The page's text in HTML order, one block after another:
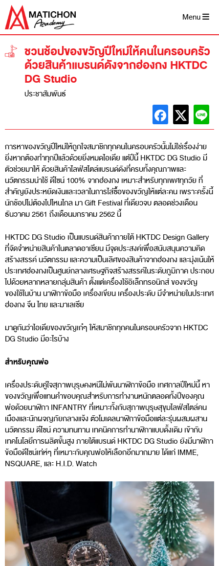
Skip
content
Menu
ชวนช้อปของขวัญปีใหม่ให้คนในครอบครัว
ด้วยสินค้าแบรนด์ดังจากฮ่องกง HKTDC
DG Studio
ประชาสัมพันธ์
การหาของขวัญปีใหม่ให้ถูกใจสมาชิกทุกคนในครอบครัวนั้นไม่ใช่เรื่องง่าย
ยิ่งหากต้องทำทุกปีแล้วด้วยยิ่งหมดไอเดีย แต่ปีนี้ HKTDC DG Studio มี
ตัวช่วยมาให้ ด้วยสินค้าไลฟ์สไตล์แบรนด์ดังที่ครบทั้งคุณภาพและ
นวัตกรรมน่าใช้ ดีไซน์ 100% จากฮ่องกง เหมาะสำหรับทุกเพศทุกวัย ที่
สำคัญยังประหยัดเงินและเวลาในการไล่ซื้อของขวัญให้แต่ละคน เพราะครั้งนี้
นักช้อปไม่ต้องไปไหนไกล มา Gift Festival ที่เดียวจบ ตลอดช่วงเดือน
ธันวาคม 2561 ถึงเดือนมกราคม 2562 นี้
HKTDC DG Studio เป็นแบรนด์สินค้าภายใต้ HKTDC Design Gallery
ที่จัดจำหน่ายสินค้าในตลาดอาเซียน มีจุดประสงค์เพื่อสนับสนุนความคิด
สร้างสรรค์ นวัตกรรม และความเป็นเลิศของสินค้าจากฮ่องกง และมุ่งเน้นให้
ประเทศฮ่องกงเป็นศูนย์กลางเศรษฐกิจสร้างสรรค์ในระดับภูมิภาค ประกอบ
ไปด้วยหลากหลายกลุ่มสินค้า ตั้งแต่เครื่องใช้อิเล็กทรอนิกส์ ของขวัญ
ของใช้ในบ้าน นาฬิกาข้อมือ เครื่องเขียน เครื่องประดับ มีจำหน่ายในประเทศ
ฮ่องกง จีน ไทย และมาเลเซีย
มาดูกันว่าไอเดียของขวัญเก๋ๆ ให้สมาชิกทุกคนในครอบครัวจาก HKTDC
DG Studio มีอะไรบ้าง
สำหรับคุณพ่อ
เครื่องประดับคู่ใจสุภาพบุรุษคงหนีไม่พ้นนาฬิกาข้อมือ เทศกาลปีใหม่นี้ หา
ของขวัญเพื่อแทนคำขอบคุณสำหรับการทำงานหนักตลอดทั้งปีของคุณ
พ่อด้วยนาฬิกา INFANTRY ที่เหมาะทั้งกับสุภาพบุรุษสุขุมไลฟ์สไตล์คน
เมืองและนักผจญภัยกลางแจ้ง ตัวโมเดลนาฬิกาข้อมือแต่ละรุ่นผสมผสาน
นวัตกรรม ดีไซน์ ความทนทาน เทคนิคการทำนาฬิกาแบบดั้งเดิม เข้ากับ
เทคโนโลยีการผลิตขั้นสูง ภายใต้แบรนด์ HKTDC DG Studio ยังมีนาฬิกา
ข้อมือดีไซน์เท่ห์ๆ ที่เหมาะกับคุณพ่อให้เลือกอีกมากมาย ได้แก่ IMME,
NSQUARE, และ H.I.D. Watch